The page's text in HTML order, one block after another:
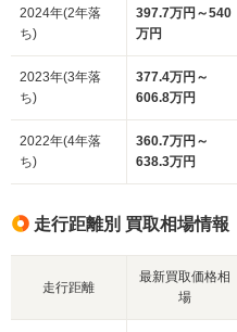
2024年(2年落
ち)
397.7万円～540
万円
2023年(3年落
ち)
377.4万円～
606.8万円
2022年(4年落
ち)
360.7万円～
638.3万円
走行距離別 買取相場情報
走行距離
最新買取価格相
場